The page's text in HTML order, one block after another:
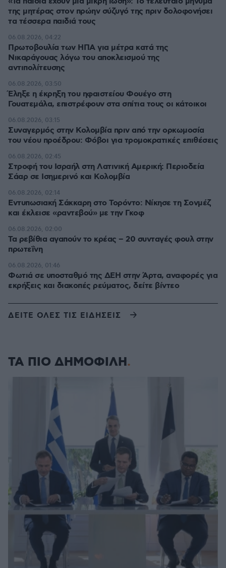
της μητέρας στον πρώην σύζυγό της πριν δολοφονήσει
τα τέσσερα παιδιά τους
Πρωτοβουλία των ΗΠΑ για μέτρα κατά της
Νικαράγουας λόγω του αποκλεισμού της
αντιπολίτευσης
06.08.2026, 04:22
Έληξε η έκρηξη του ηφαιστείου Φουέγο στη
Γουατεμάλα, επιστρέφουν στα σπίτια τους οι κάτοικοι
06.08.2026, 03:50
Συναγερμός στην Κολομβία πριν από την ορκωμοσία
του νέου προέδρου: Φόβοι για τρομοκρατικές επιθέσεις
06.08.2026, 03:15
Στροφή του Ισραήλ στη Λατινική Αμερική: Περιοδεία
Σάαρ σε Ισημερινό και Κολομβία
06.08.2026, 02:45
Εντυπωσιακή Σάκκαρη στο Τορόντο: Νίκησε τη Σονμέζ
και έκλεισε «ραντεβού» με την Γκοφ
06.08.2026, 02:14
Τα ρεβίθια αγαπούν το κρέας – 20 συνταγές φουλ στην
πρωτεΐνη
06.08.2026, 02:00
Φωτιά σε υποσταθμό της ΔΕΗ στην Άρτα, αναφορές για
εκρήξεις και διακοπές ρεύματος, δείτε βίντεο
06.08.2026, 01:46
ΔΕΙΤΕ ΟΛΕΣ ΤΙΣ ΕΙΔΗΣΕΙΣ
ΤΑ ΠΙΟ ΔΗΜΟΦΙΛΗ